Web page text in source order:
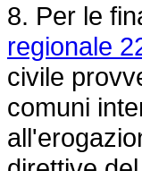
8. Per le
regionale
civile
comuni